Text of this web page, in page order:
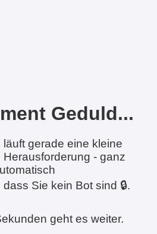
Geduld...
läuft gerade eine kleine
- ganz
Sie kein Bot sind 🔒.
geht es weiter.